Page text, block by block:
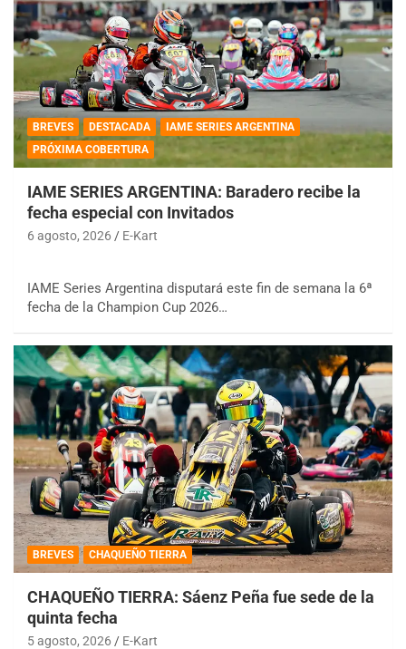
BREVES DESTACADA
IAME SERIES ARGENTINA
PRÓXIMA COBERTURA
IAME SERIES ARGENTINA: Baradero recibe la
fecha especial con Invitados
6 agosto, 2026 E-Kart
IAME Series Argentina disputará este fin de semana la 6ª
fecha de la Champion Cup 2026…
BREVES CHAQUEÑO TIERRA
CHAQUEÑO TIERRA: Sáenz Peña fue sede de la
quinta fecha
5 agosto, 2026 E-Kart